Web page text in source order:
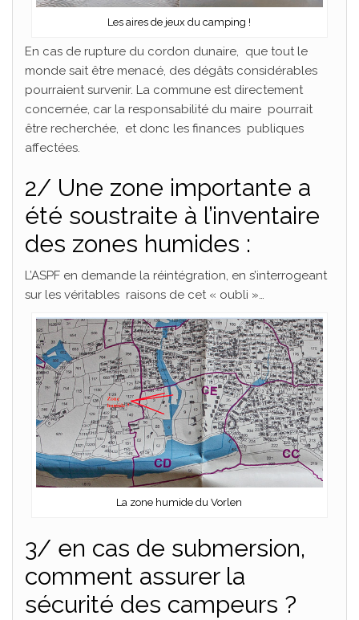
Les aires de jeux du camping !
En cas de rupture du cordon dunaire, que tout le
monde sait être menacé, des dégâts considérables
pourraient survenir. La commune est directement
concernée, car la responsabilité du maire pourrait
être recherchée, et donc les finances publiques
affectées.
2/ Une zone importante a
été soustraite à l’inventaire
des zones humides :
L’ASPF en demande la réintégration, en s’interrogeant
sur les véritables raisons de cet « oubli »…
La zone humide du Vorlen
3/ en cas de submersion,
comment assurer la
sécurité des campeurs ?